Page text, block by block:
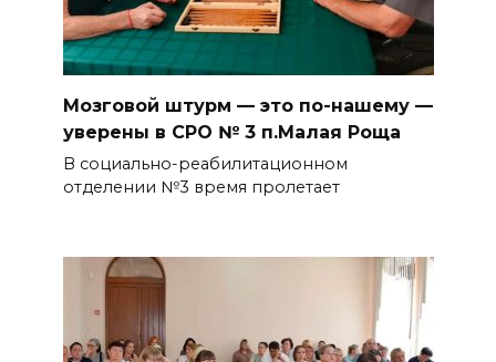
Мозговой штурм — это по-нашему —
уверены в СРО № 3 п.Малая Роща
В социально-реабилитационном
отделении №3 время пролетает